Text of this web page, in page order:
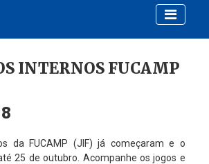
INTERNOS FUCAMP
da FUCAMP (JIF) já começaram e o
25 de outubro. Acompanhe os jogos e